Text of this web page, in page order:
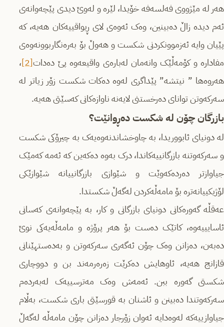
هەر لە مێژووی فەلسەفە خۆیدا، لێرە و لەوێ دیدی پێچەوانەی
ئەم دیدە زاڵ دەبینین، وەک ئەوەی لای ڕیواقییەکان هەیە، کە
پێیان وایە ئەزموونکردنی شکست و هەوڵ بۆ بەرەنگاربوونەوەی
مفادارە و کۆمەڵێک وانەمان لەبارەی واقیعەوە پێ دەدات[2]
،
هەروەها ” نیتشە” پێداگری لەوە دەکات شکست زۆر زیاتر لە
سەرکەوتن توانای دەرخستنی لایەنە ناوازەکانی کەسێتی هەیە.
بازرگان چۆن لە شکست دەڕوانێت؟
لە دونیای ئابووریدا، بە چاوخشاندنەوەیەک بە چیرۆکی شکست
و سەرکەوتنە بازرگانییەکاندا، درک بەوە دەکەین کە ئەمە کەمێک
جیاوازتر دەردەکەوێت و شێوازی بازرگانییانە شێوازێکی
لۆژیکییانەترە بۆ مامەڵەکردن لەگەڵ شکستدا.
عەقڵە گەورەکانی دونیای بازرگانی و کار، بە پێچەوانەی کەسانی
ئاسایییەوە، کاتێک دەست بۆ هەر پرۆژە و مامەڵەیەکی نوێ
دەبەن، دەزانن وەک چۆن ئەگەری سەرکەوتن و بەدەستهێنانی
قازانج هەیە، ئاوهایش دەکرێت زەرەرمەند بن و دووچاری
شکستی گەورە ببن. ئەمەش وەک مەترسییەک لەبەردەم
سەرکەوتندا دەبینن و ئاشنان بە قورسێتی باری شکست، بەڵام
جیاوازییەکە لەوەدایە ئەوان زۆرجار دەزانن چۆن مامەڵە لەگەڵ